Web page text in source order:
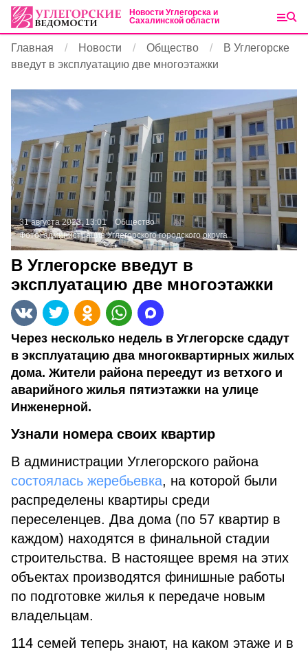
Новости Углегорска и
Сахалинской области
Главная Новости Общество
В Углегорске
введут в эксплуатацию две многоэтажки
31 августа 2023, 13:01
Общество
Фото:администрация Углегорского городского округа
В Углегорске введут в
эксплуатацию две многоэтажки
Через несколько недель в Углегорске сдадут
в эксплуатацию два многоквартирных жилых
дома. Жители района переедут из ветхого и
аварийного жилья пятиэтажки на улице
Инженерной.
Узнали номера своих квартир
В администрации Углегорского района
состоялась жеребьевка, на которой были
распределены квартиры среди
переселенцев. Два дома (по 57 квартир в
каждом) находятся в финальной стадии
строительства. В настоящее время на этих
объектах производятся финишные работы
по подготовке жилья к передаче новым
владельцам.
114 семей теперь знают, на каком этаже и в